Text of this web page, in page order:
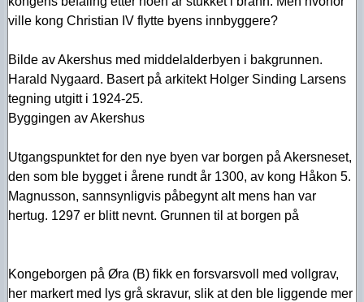
ville kong Christian IV flytte byens innbyggere?
Bilde av Akershus med middelalderbyen i bakgrunnen.
Harald Nygaard. Basert på arkitekt Holger Sinding Larsens
tegning utgitt i 1924-25.
Byggingen av Akershus
Utgangspunktet for den nye byen var borgen på Akersneset,
den som ble bygget i årene rundt år 1300, av kong Håkon 5.
Magnusson, sannsynligvis påbegynt alt mens han var
hertug. 1297 er blitt nevnt. Grunnen til at borgen på
Kongeborgen på Øra (B) fikk en forsvarsvoll med vollgrav,
her markert med lys grå skravur, slik at den ble liggende mer